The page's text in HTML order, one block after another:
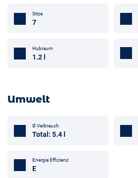
Sitze
7
Hubraum
1.2 l
Umwelt
Ø Verbrauch
Total: 5.4 l
Energie Effizienz
E